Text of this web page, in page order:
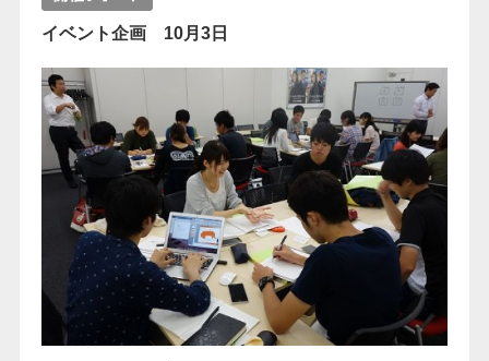
イベント企画 10月3日